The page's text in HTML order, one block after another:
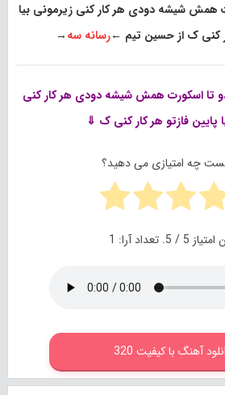
همش شیشه دودی هر کار کنی زیرمونی بیا
کنی ک از حسین تیم ←رسانه سه→
تا اسکورت همش شیشه دودی هر کار کنی
پایین فازتو هر کار کنی ک ⇓
چه امتیازی می دهید؟
امتیاز 5 / 5. تعداد آرا: 1
آهنگ با کیفیت 320